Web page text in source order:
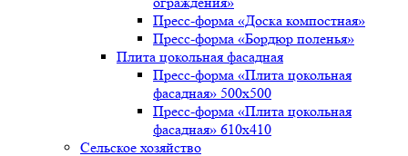
Пресс-форма «Доска компостная»
Пресс-форма «Бордюр поленья»
Плита цокольная фасадная
Пресс-форма «Плита цокольная
фасадная» 500х500
Пресс-форма «Плита цокольная
фасадная» 610х410
Сельское хозяйство